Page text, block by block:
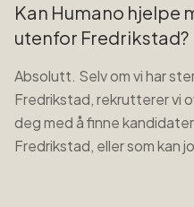
Kan Humano hjelpe
utenfor Fredrikstad?
Absolutt. Selv om vi har
Fredrikstad, rekrutterer vi
deg med å finne
Fredrikstad, eller som kan